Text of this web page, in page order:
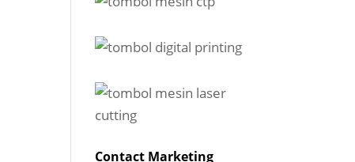
Contact Marketing